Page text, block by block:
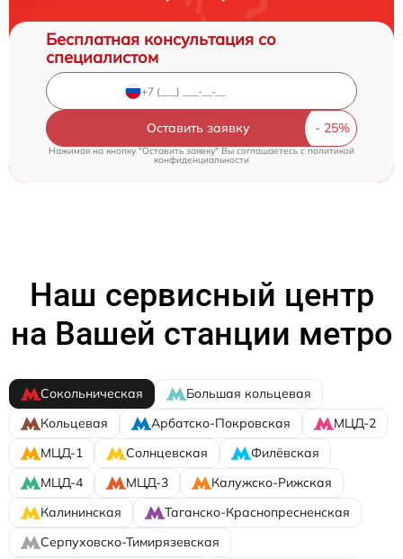
Бесплатная консультация со
специалистом
Оставить заявку
Нажимая на кнопку "Оставить заявку" Вы соглашаетесь c политикой
конфиденциальности
Наш сервисный центр
на Вашей станции метро
Сокольническая
Большая кольцевая
Кольцевая
Арбатско-Покровская
МЦД-2
МЦД-1
Солнцевская
Филёвская
МЦД-4
МЦД-3
Калужско-Рижская
Калининская
Таганско-Краснопресненская
Серпуховско-Тимирязевская